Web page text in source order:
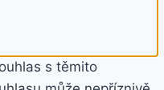
s těmito